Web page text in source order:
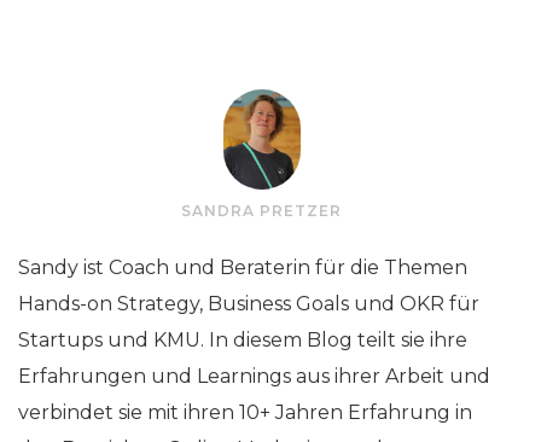
SANDRA PRETZER
Sandy ist Coach und Beraterin für die Themen
Hands-on Strategy, Business Goals und OKR für
Startups und KMU. In diesem Blog teilt sie ihre
Erfahrungen und Learnings aus ihrer Arbeit und
verbindet sie mit ihren 10+ Jahren Erfahrung in